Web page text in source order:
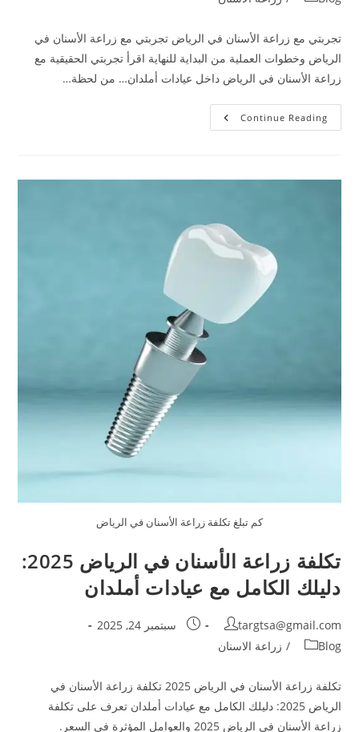
تجربتي مع زراعة الأسنان في الرياض تجربتي مع زراعة الأسنان في
الرياض وخطوات العملية من البداية للنهاية اقرأ تجربتي الحقيقية مع
زراعة الأسنان في الرياض داخل عيادات أملدان… من لحظة…
Continue Reading
كم تبلغ تكلفة زراعة الأسنان في الرياض
تكلفة زراعة الأسنان في الرياض 2025:
دليلك الكامل مع عيادات أملدان
targtsa@gmail.com
سبتمبر 24, 2025
Blog
/ زراعة الاسنان
تكلفة زراعة الأسنان في الرياض 2025 تكلفة زراعة الأسنان في
الرياض 2025: دليلك الكامل مع عيادات أملدان تعرف على تكلفة
زراعة الأسنان في الرياض 2025 والعوامل المؤثرة في السعر.